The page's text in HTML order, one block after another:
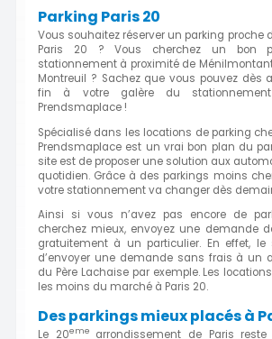
Parking Paris 20
Vous souhaitez réserver un parking proche
Paris 20 ? Vous cherchez un bon
stationnement à proximité de
Montreuil ? Sachez que vous pouvez dès
fin à votre galère du
Prendsmaplace !
Spécialisé dans les locations de parking
Prendsmaplace est un vrai bon plan du
site est de proposer une solution aux
quotidien. Grâce à des parkings moins
votre stationnement va changer dès
Ainsi si vous n’avez pas encore de
cherchez mieux, envoyez une demande
gratuitement à un particulier. En effet, le
d’envoyer une demande sans frais à un
du Père Lachaise par exemple. Les
les moins du marché à Paris 20.
Des parkings mieux placés à
Le 20eme arrondissement de Paris